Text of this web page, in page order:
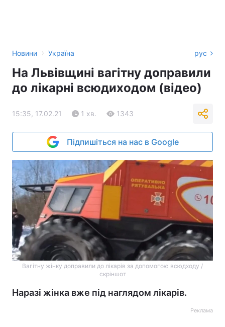
Новини › Україна рус
На Львівщині вагітну доправили
до лікарні всюдиходом (відео)
15:35, 17.02.21 1 хв. 1343
Підпишіться на нас в Google
Вагітну жінку доправили до лікарів за допомогою всюдходу /
скріншот
Наразі жінка вже під наглядом лікарів.
Реклама